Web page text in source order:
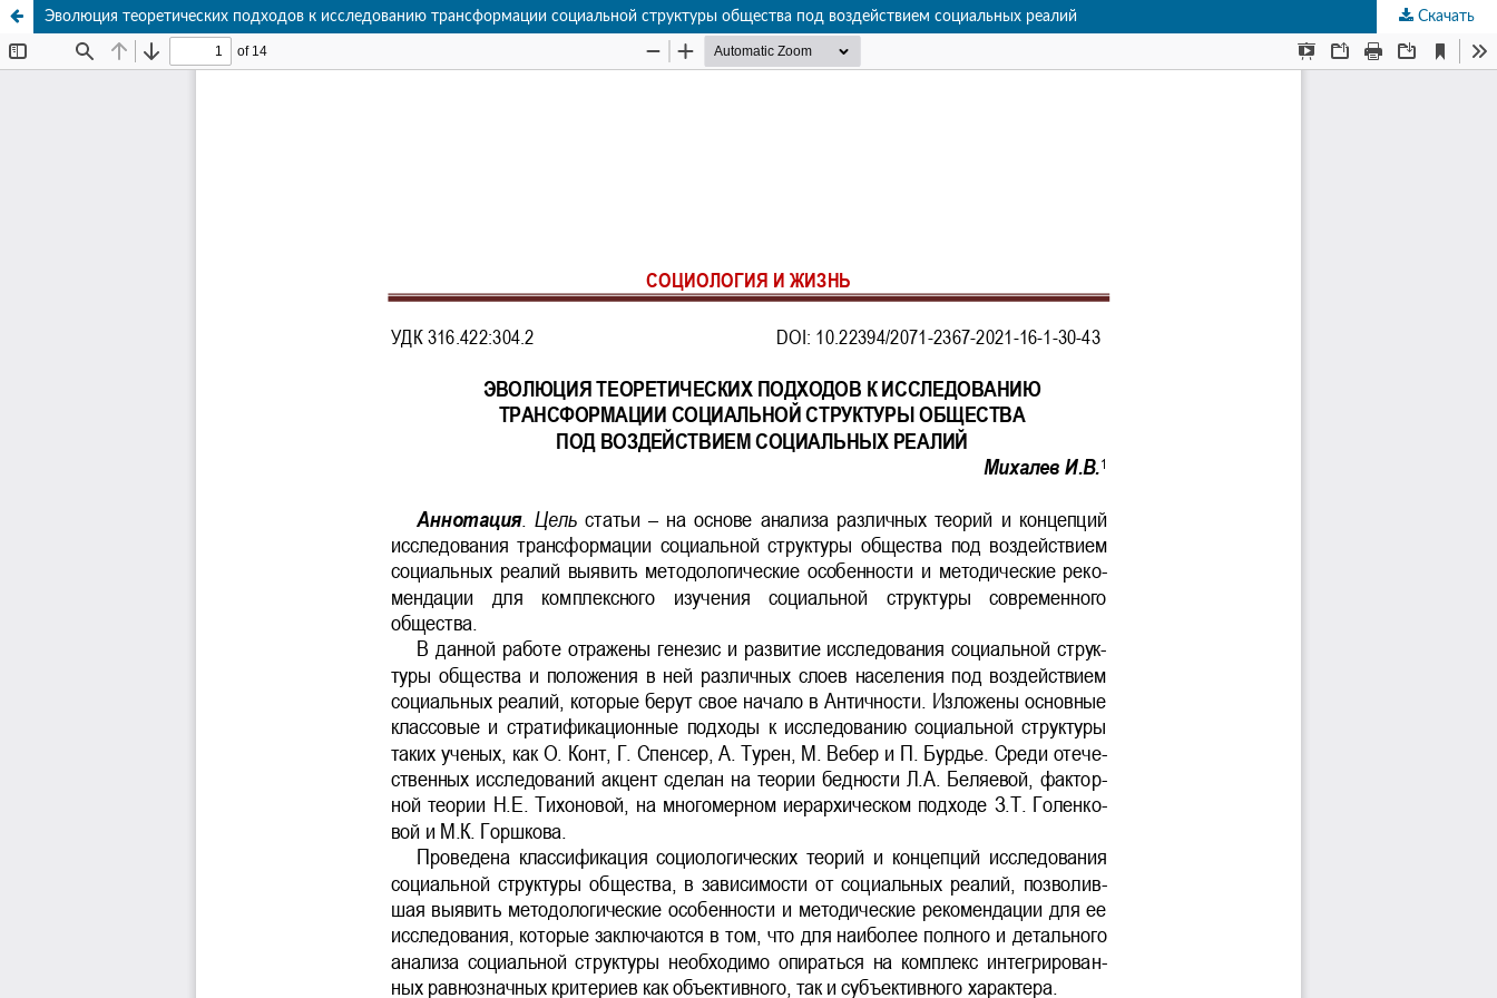
Эволюция теоретических подходов к исследованию трансформации социальной структуры общества под воздействием социальных реалий Скачать